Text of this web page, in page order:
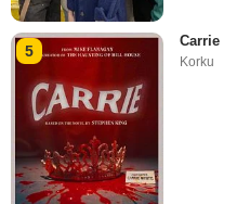
5
Carrie
Korku